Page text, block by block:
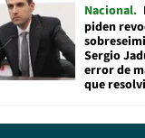
Nacional
piden
Sergio
error de
que